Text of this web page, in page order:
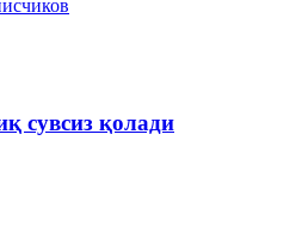
сувсиз қолади